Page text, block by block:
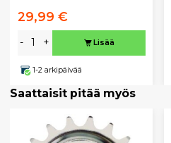
29,99 €
- + Lisää
1-2 arkipäivää
Saattaisit pitää myös